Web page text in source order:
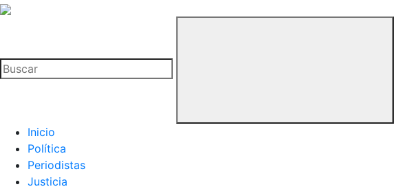
La
Buitre
Inicio
Política
Periodistas
Justicia